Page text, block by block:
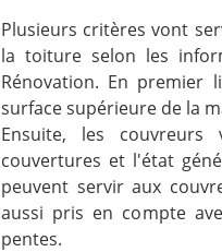
Plusieurs critères vont
la toiture selon les
Rénovation. En premier
surface supérieure de la
Ensuite, les
couvertures et l'état
peuvent servir aux
aussi pris en compte
pentes.